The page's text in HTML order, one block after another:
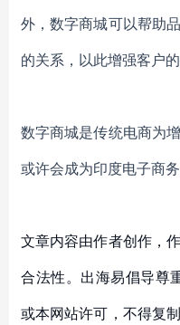
外，数字商城可以帮助
的关系，以此增强客户的
数字商城是传统电商为
或许会成为印度电子商
文章内容由作者创作，
合法性。出海易倡导尊
或本网站许可，不得复